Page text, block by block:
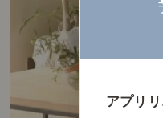
アプリ